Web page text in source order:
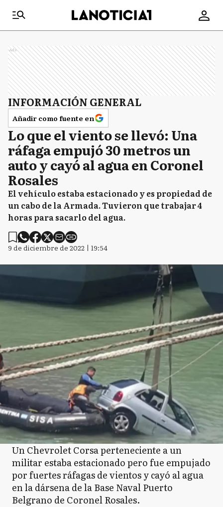
Ads
INFORMACIÓN GENERAL
Añadir como fuente en
Lo que el viento se llevó: Una
ráfaga empujó 30 metros un
auto y cayó al agua en Coronel
Rosales
El vehículo estaba estacionado y es propiedad de
un cabo de la Armada. Tuvieron que trabajar 4
horas para sacarlo del agua.
9 de diciembre de 2022 | 19:54
Un Chevrolet Corsa perteneciente a un
militar estaba estacionado pero fue empujado
por fuertes ráfagas de vientos y cayó al agua
en la dársena de la Base Naval Puerto
Belgrano de Coronel Rosales.